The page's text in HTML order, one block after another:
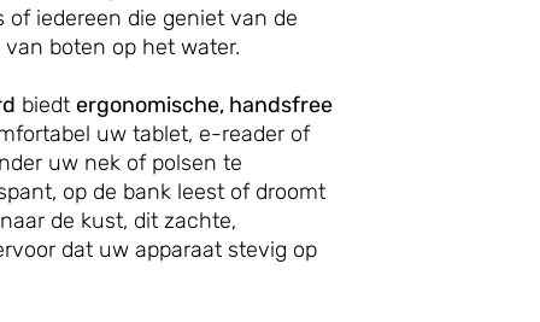
of iedereen die geniet van de
boten op het water.
biedt ergonomische, handsfree
uw tablet, e-reader of
uw nek of polsen te
op de bank leest of droomt
de kust, dit zachte,
dat uw apparaat stevig op